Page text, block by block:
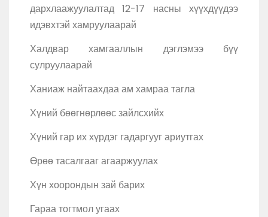
дархлаажуулалтад 12-17 насны хүүхдүүдээ
идэвхтэй хамруулаарай
Халдвар хамгааллын дэглэмээ бүү
сулруулаарай
Ханиаж найтаахдаа ам хамраа тагла
Хүний бөөгнөрлөөс зайлсхийх
Хүний гар их хүрдэг гадаргууг ариутгах
Өрөө тасалгааг агааржуулах
Хүн хоорондын зай барих
Гараа тогтмол угаах